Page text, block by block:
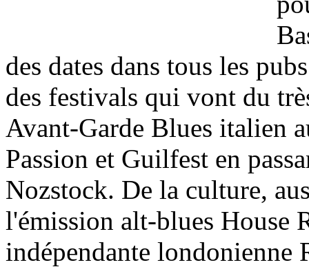
des dates dans tous les
des festivals qui vont du
Avant-Garde Blues italien
Passion et Guilfest en
Nozstock. De la culture,
l'émission alt-blues House
indépendante londonienne